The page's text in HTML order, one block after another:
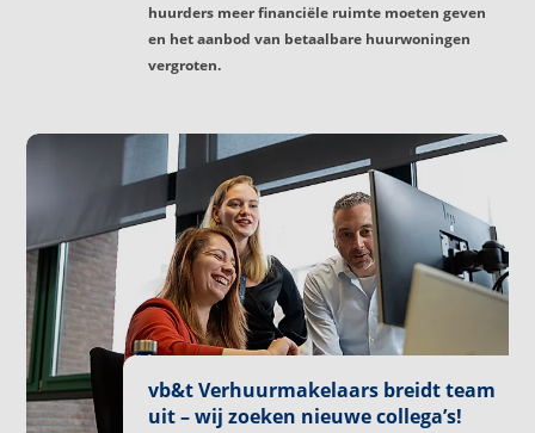
huurders meer financiële ruimte moeten geven
en het aanbod van betaalbare huurwoningen
vergroten.
vb&t Verhuurmakelaars breidt team
uit – wij zoeken nieuwe collega’s!